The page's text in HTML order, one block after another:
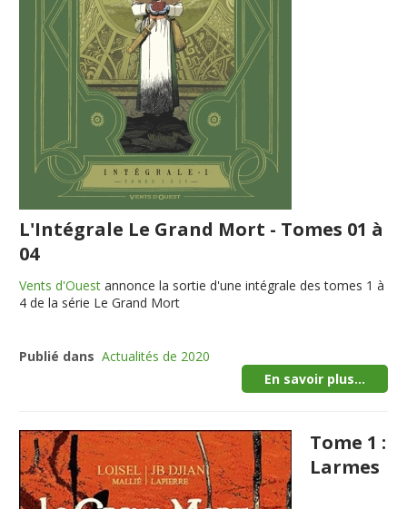
L'Intégrale Le Grand Mort - Tomes 01 à
04
Vents d'Ouest annonce la sortie d'une intégrale des tomes 1 à
4 de la série Le Grand Mort
Publié dans Actualités de 2020
En savoir plus...
Tome 1 :
Larmes